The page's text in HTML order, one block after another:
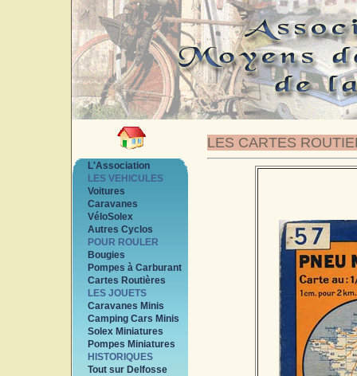
LES CARTES
L'Association
LES VEHICULES
Voitures
Caravanes
VéloSolex
Autres Cyclos
POUR ROULER
Bougies
Pompes à Carburant
Cartes Routières
LES JOUETS
Caravanes Minis
Camping Cars Minis
Solex Miniatures
Pompes Miniatures
HISTORIQUES
Tout sur Delfosse